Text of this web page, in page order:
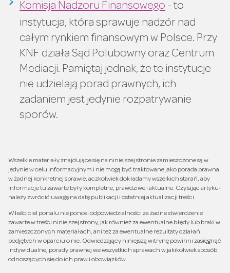
Komisja Nadzoru Finansowego - to
instytucja, która sprawuje nadzór nad
całym rynkiem finansowym w Polsce. Przy
KNF działa Sąd Polubowny oraz Centrum
Mediacji. Pamiętaj jednak, że te instytucje
nie udzielają porad prawnych, ich
zadaniem jest jedynie rozpatrywanie
sporów.
Wszelkie materiały znajdujące się na niniejszej stronie zamieszczone są w
jedynie w celu informacyjnym i nie mogą być traktowane jako porada prawna
w żadnej konkretnej sprawie, aczkolwiek dokładamy wszelkich starań, aby
informacje tu zawarte były kompletne, prawdziwe i aktualne. Czytając artykuł
należy zwrócić uwagę na datę publikacji i ostatniej aktualizacji treści.
Właściciel portalu nie ponosi odpowiedzialności za żadne stwierdzenie
zawarte w treści niniejszej strony, jak również za ewentualne błędy lub braki w
zamieszczonych materiałach, ani też za ewentualne rezultaty działań
podjętych w oparciu o nie. Odwiedzający niniejszą witrynę powinni zasięgnąć
indywidualnej porady prawnej we wszystkich sprawach w jakikolwiek sposób
odnoszących się do ich praw i obowiązków.